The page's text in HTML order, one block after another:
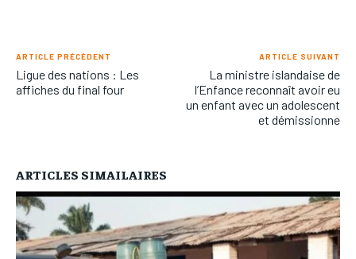
ARTICLE PRÉCÉDENT
Ligue des nations : Les
affiches du final four
ARTICLE SUIVANT
La ministre islandaise de
l’Enfance reconnaît avoir eu
un enfant avec un adolescent
et démissionne
ARTICLES SIMAILAIRES